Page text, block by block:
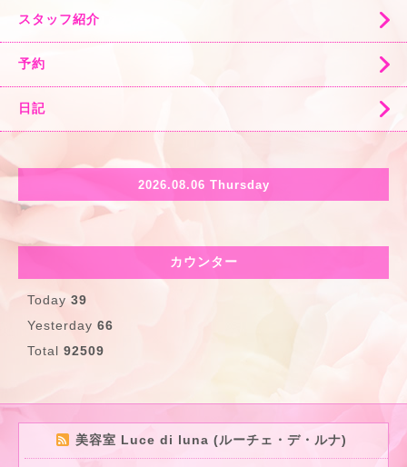
スタッフ紹介
予約
日記
2026.08.06 Thursday
カウンター
Today 39
Yesterday 66
Total 92509
美容室 Luce di luna (ルーチェ・デ・ルナ)